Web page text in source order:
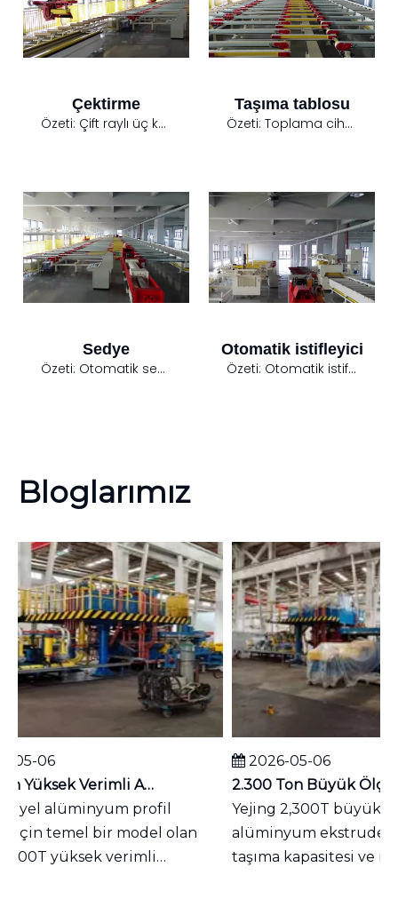
Çektirme
Özeti: Çift raylı üç kafalı tasarım, bir testere kafasına sahip iki çekiş kafası. Akıllı çektirme, üst ve alt raylardan, iki servo çekiş makinesinden (servo tahrik ve kontrol sistemi dahil) ve çekiş tahrik kızağı tertibatından oluşur.
Taşıma tablosu
Özeti: Toplama cihazı, profilleri esas olarak ihracat platformundan soğutma masasına enlemesine aktaran bir keçe kayış tarafından tahrik edilir.
Sedye
Özeti: Otomatik sedye temel olarak beş parçadan oluşur: yol rayı, ana silindir, ön çeneler ve arka çeneler ve doğrultma makinesinin konveyörü.
Otomatik istifleyici
Özeti: Otomatik istifleme cihazı, bir ara parça depolama sistemi, bir ara parça konveyör sistemi, bir profil aktarma cihazı, bir atma cihazı ve bir yükleme çerçevesi konveyöründen oluşur.
Bloglarımız
05-06
1.100 Ton Yüksek Verimli Alüminyum Ekstruder | φ5 inç Alüminyum Kütük için uygundur | Endüstriyel Dayanak
alüminyum profil
için temel bir model olan
yüksek verimli
2026-05-06
Yejing 2,300T büyük
alüminyum ekstruder,
taşıma kapasitesi ve